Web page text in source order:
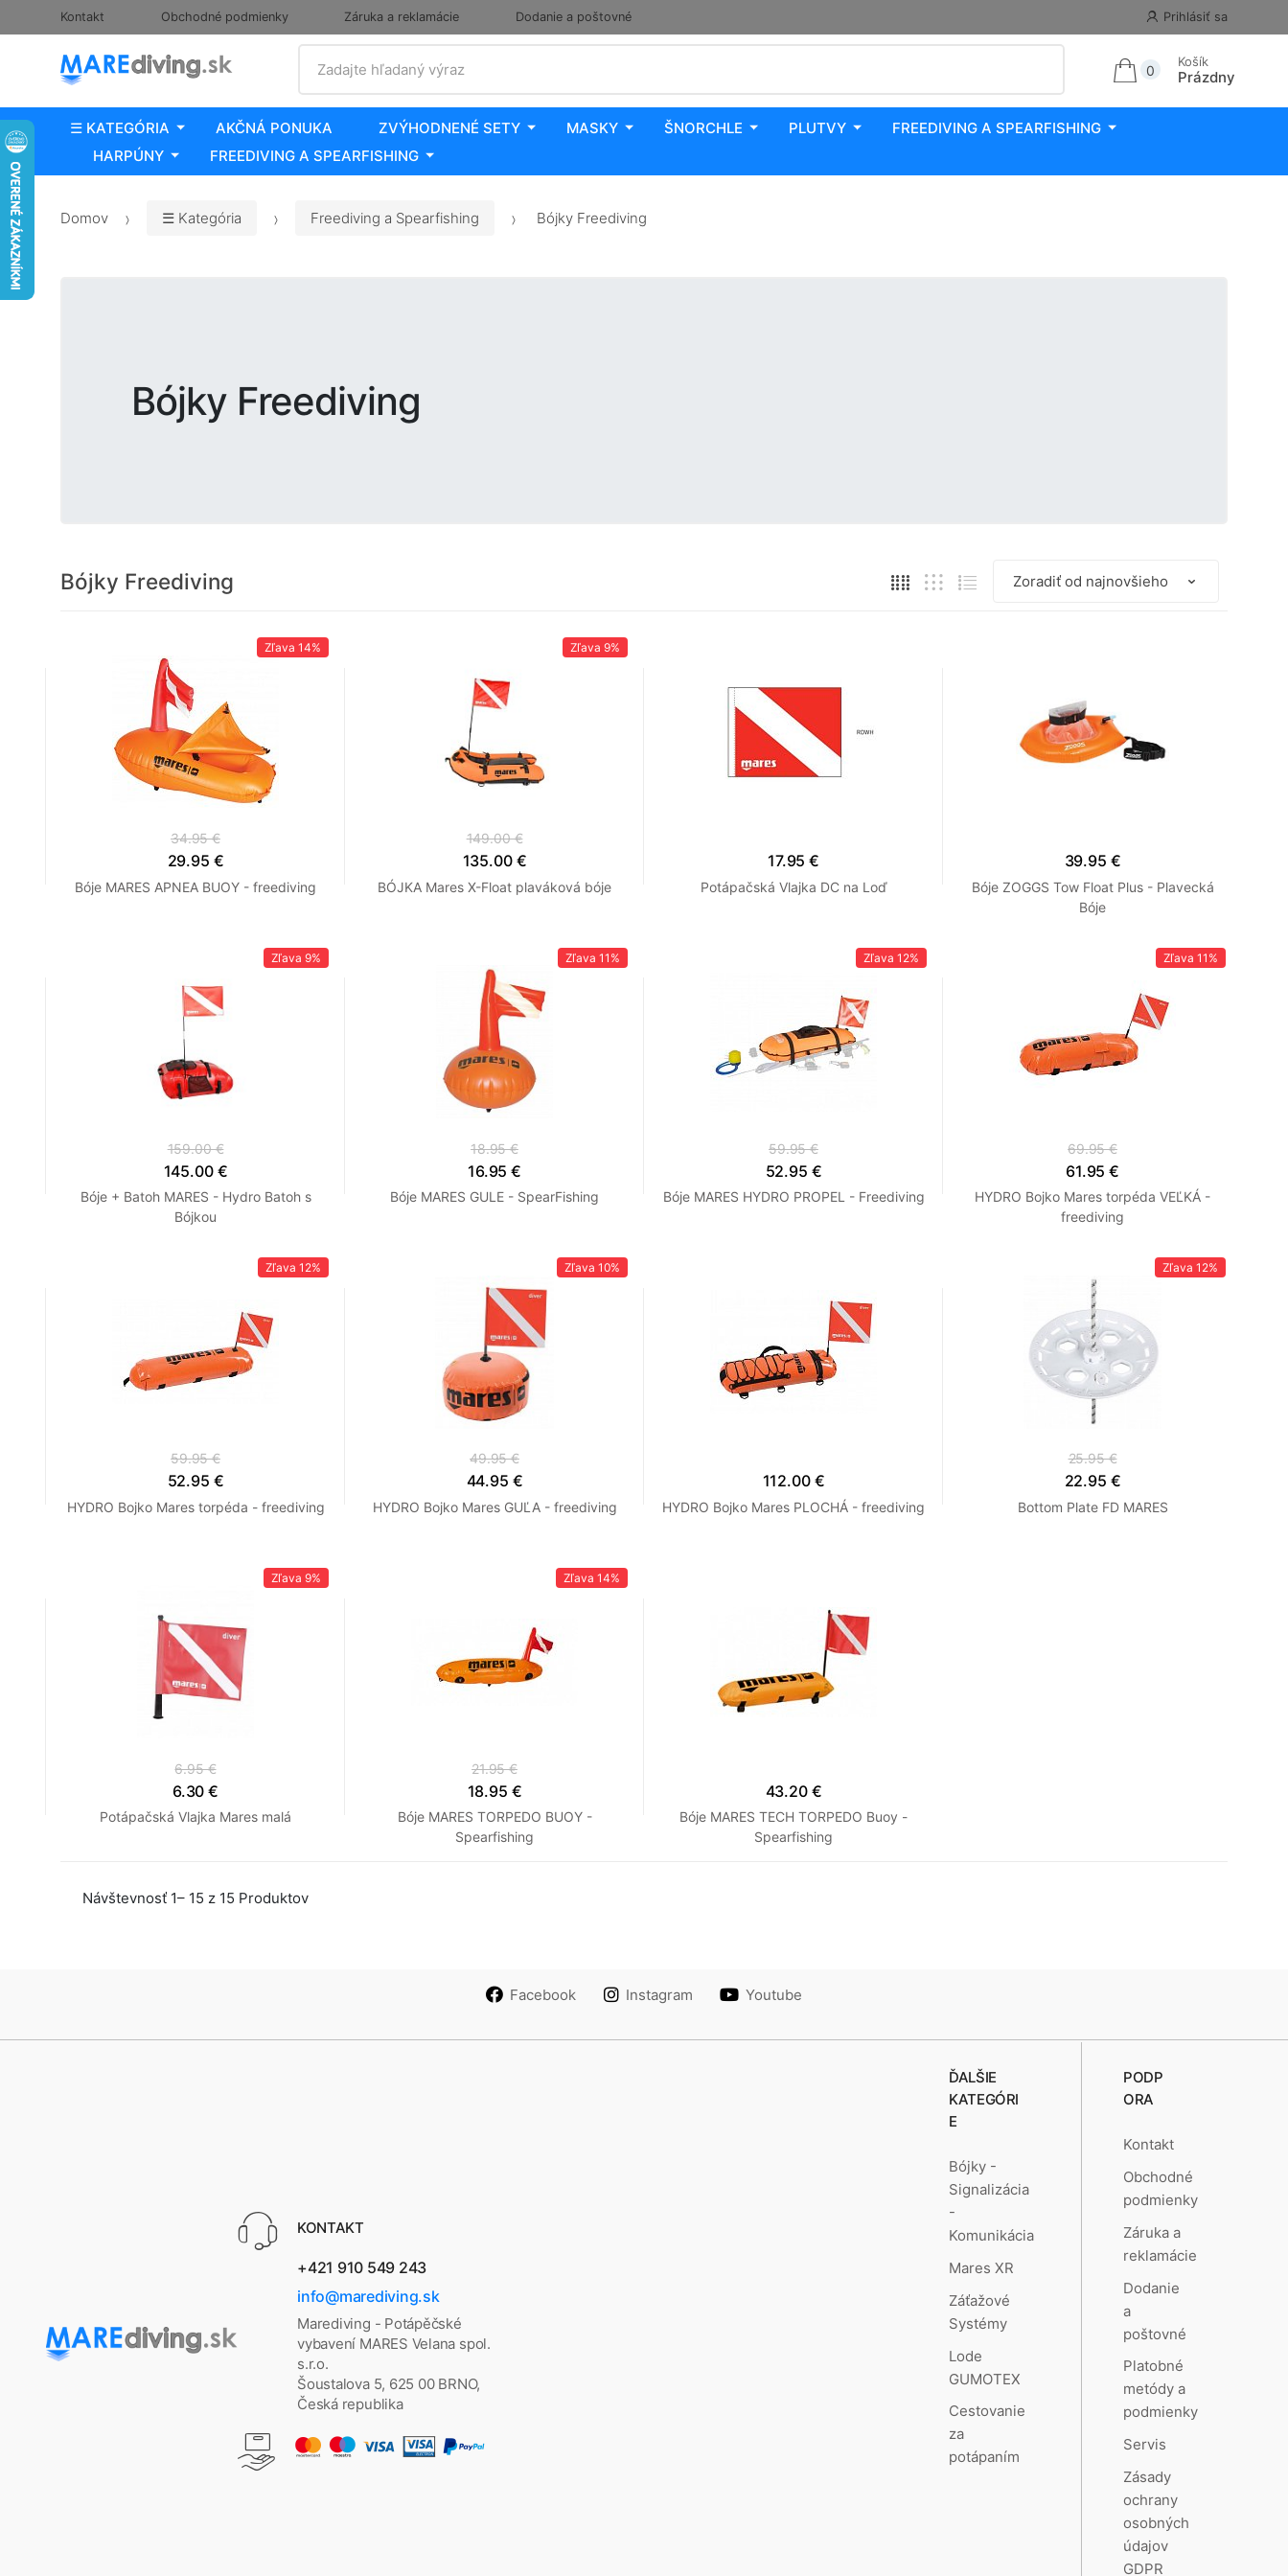
Kontakt Obchodné podmienky Záruka a reklamácie Dodanie a poštovné Prihlásiť sa
Zadajte hľadaný výraz
0
Košík
Prázdny
☰ KATEGÓRIA AKČNÁ PONUKA ZVÝHODNENÉ SETY MASKY ŠNORCHLE PLUTVY
FREEDIVING A SPEARFISHING
HARPÚNY
FREEDIVING A SPEARFISHING
Domov ☰ Kategória Freediving a Spearfishing Bójky Freediving
Bójky Freediving
Bójky Freediving
Zľava 14%
34.95 €
29.95 €
Bóje MARES APNEA BUOY - freediving
Zľava 9%
149.00 €
135.00 €
BÓJKA Mares X-Float plaváková bóje
17.95 €
Potápačská Vlajka DC na Loď
39.95 €
Bóje ZOGGS Tow Float Plus - Plavecká
Bóje
Zľava 9%
159.00 €
145.00 €
Bóje + Batoh MARES - Hydro Batoh s
Bójkou
Zľava 11%
18.95 €
16.95 €
Bóje MARES GULE - SpearFishing
Zľava 12%
59.95 €
52.95 €
Bóje MARES HYDRO PROPEL - Freediving
Zľava 11%
69.95 €
61.95 €
HYDRO Bojko Mares torpéda VEĽKÁ -
freediving
Zľava 12%
59.95 €
52.95 €
HYDRO Bojko Mares torpéda - freediving
Zľava 10%
49.95 €
44.95 €
HYDRO Bojko Mares GUĽA - freediving
112.00 €
HYDRO Bojko Mares PLOCHÁ - freediving
Zľava 12%
25.95 €
22.95 €
Bottom Plate FD MARES
Zľava 9%
6.95 €
6.30 €
Potápačská Vlajka Mares malá
Zľava 14%
21.95 €
18.95 €
Bóje MARES TORPEDO BUOY -
Spearfishing
43.20 €
Bóje MARES TECH TORPEDO Buoy -
Spearfishing
Návštevnosť 1– 15 z 15 Produktov
Facebook Instagram Youtube
KONTAKT
+421 910 549 243
info@marediving.sk
Marediving - Potápěčské
vybavení MARES Velana spol.
s.r.o.
Šoustalova 5, 625 00 BRNO,
Česká republika
ĎALŠIE
KATEGÓRI
E
Bójky -
Signalizácia
-
Komunikácia
Mares XR
Záťažové
Systémy
Lode
GUMOTEX
Cestovanie
za
potápaním
PODP
ORA
Kontakt
Obchodné
podmienky
Záruka a
reklamácie
Dodanie
a
poštovné
Platobné
metódy a
podmienky
Servis
Zásady
ochrany
osobných
údajov
GDPR